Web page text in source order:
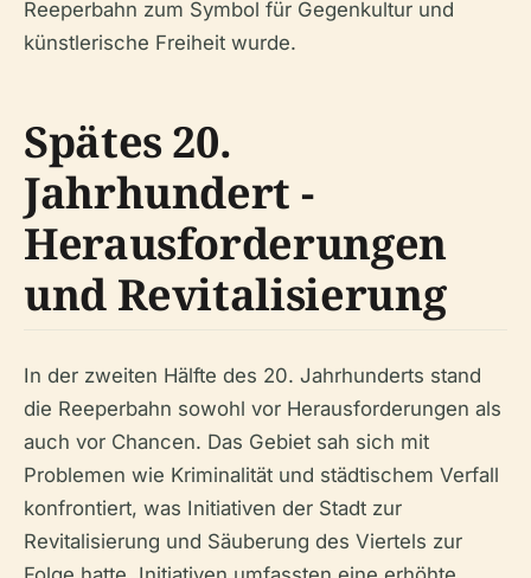
Reeperbahn zum Symbol für Gegenkultur und
künstlerische Freiheit wurde.
Spätes 20.
Jahrhundert -
Herausforderungen
und Revitalisierung
In der zweiten Hälfte des 20. Jahrhunderts stand
die Reeperbahn sowohl vor Herausforderungen als
auch vor Chancen. Das Gebiet sah sich mit
Problemen wie Kriminalität und städtischem Verfall
konfrontiert, was Initiativen der Stadt zur
Revitalisierung und Säuberung des Viertels zur